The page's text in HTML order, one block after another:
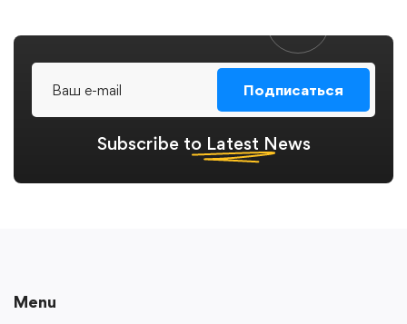
Subscribe to Latest News
Подписаться
Menu